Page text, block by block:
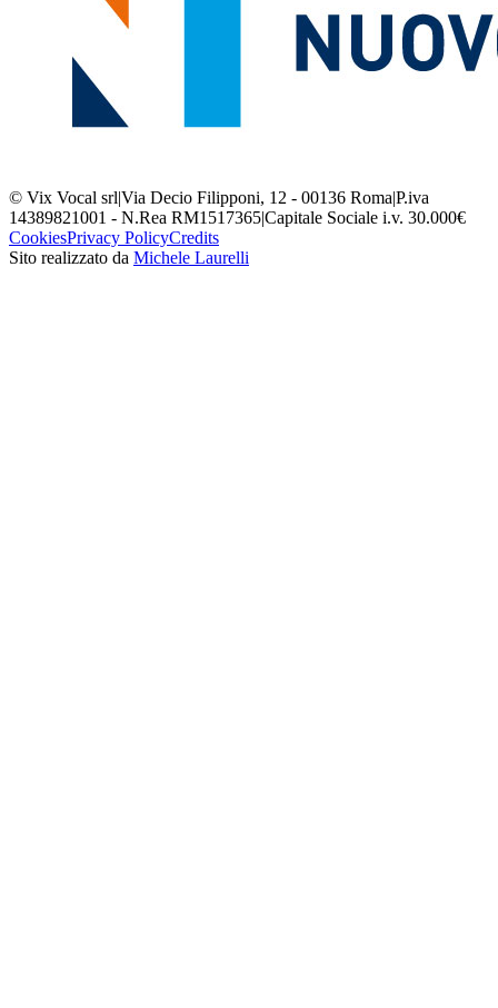
© Vix Vocal srl|Via Decio Filipponi, 12 - 00136 Roma|P.iva
14389821001 - N.Rea RM1517365|Capitale Sociale i.v. 30.000€
CookiesPrivacy PolicyCredits
Sito realizzato da Michele Laurelli